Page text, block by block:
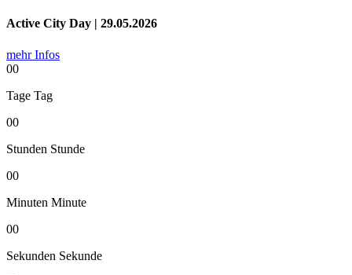
Active City Day | 29.05.2026
mehr Infos
00
Tage Tag
00
Stunden Stunde
00
Minuten Minute
00
Sekunden Sekunde